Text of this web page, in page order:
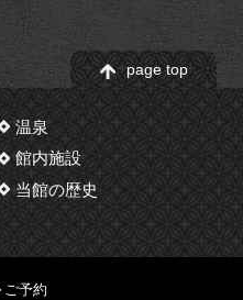
page top
温泉
館内施設
当館の歴史
ご予約